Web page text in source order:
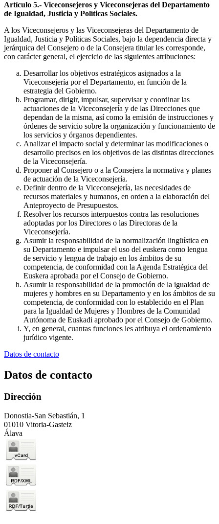
Artículo 5.- Viceconsejeros y Viceconsejeras del Departamento
de Igualdad, Justicia y Políticas Sociales.
A los Viceconsejeros y las Viceconsejeras del Departamento de
Igualdad, Justicia y Políticas Sociales, bajo la dependencia directa y
jerárquica del Consejero o de la Consejera titular les corresponde,
con carácter general, el ejercicio de las siguientes atribuciones:
Desarrollar los objetivos estratégicos asignados a la
Viceconsejería por el Departamento, en función de la
estrategia del Gobierno.
Programar, dirigir, impulsar, supervisar y coordinar las
actuaciones de la Viceconsejería y de las Direcciones que
dependan de la misma, así como la emisión de instrucciones y
órdenes de servicio sobre la organización y funcionamiento de
los servicios y órganos dependientes.
Analizar el impacto social y determinar las modificaciones o
desarrollo precisos en los objetivos de las distintas direcciones
de la Viceconsejería.
Proponer al Consejero o a la Consejera la normativa y planes
de actuación de la Viceconsejería.
Definir dentro de la Viceconsejería, las necesidades de
recursos materiales y humanos, en orden a la elaboración del
Anteproyecto de Presupuestos.
Resolver los recursos interpuestos contra las resoluciones
adoptadas por los Directores o las Directoras de la
Viceconsejería.
Asumir la responsabilidad de la normalización lingüística en
su Departamento e impulsar el uso del euskera como lengua
de servicio y lengua de trabajo en los ámbitos de su
competencia, de conformidad con la Agenda Estratégica del
Euskera aprobada por el Consejo de Gobierno.
Asumir la responsabilidad de la promoción de la igualdad de
mujeres y hombres en su Departamento y en los ámbitos de su
competencia, de conformidad con lo establecido en el Plan
para la Igualdad de Mujeres y Hombres de la Comunidad
Autónoma de Euskadi aprobado por el Consejo de Gobierno.
Y, en general, cuantas funciones les atribuya el ordenamiento
jurídico vigente.
Datos de contacto
Datos de contacto
Dirección
Donostia-San Sebastián, 1
01010 Vitoria-Gasteiz
Álava